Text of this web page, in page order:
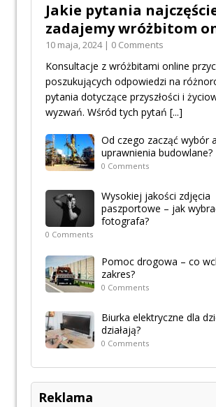
Jakie pytania
zadajemy wróżbitom
10 maja, 2024 | 0 Comments
Konsultacje z wróżbitami online
poszukujących odpowiedzi na
pytania dotyczące przyszłości i
wyzwań. Wśród tych pytań [...]
Od czego zacząć wybór
uprawnienia budowlane?
0 Comments
Wysokiej jakości zdjęcia
paszportowe – jak
fotografa?
0 Comments
Pomoc drogowa – co
zakres?
0 Comments
Biurka elektryczne dla
działają?
0 Comments
Reklama